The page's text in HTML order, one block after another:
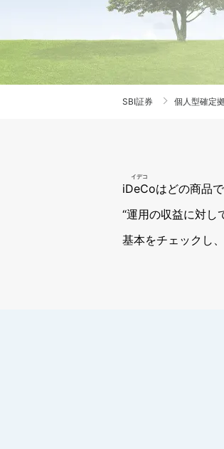
SBI証券 個人型確定
iDeCoはどの商品
“運用の収益に対し
基本をチェックし